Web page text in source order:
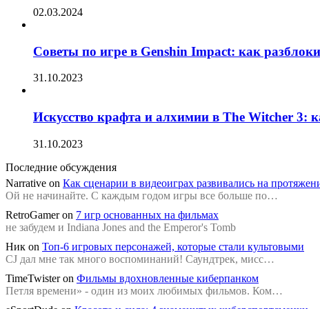
02.03.2024
Советы по игре в Genshin Impact: как
31.10.2023
Искусство крафта и алхимии в The Witcher 3:
31.10.2023
Последние обсуждения
Narrative on Как сценарии в видеоиграх развивались на
Ой не начинайте. С каждым годом игры все больше по…
RetroGamer on 7 игр основанных на фильмах
не забудем и Indiana Jones and the Emperor's Tomb
Ник on Топ-6 игровых персонажей, которые стали культовыми
CJ дал мне так много воспоминаний! Саундтрек, мисс…
TimeTwister on Фильмы вдохновленные киберпанком
Петля времени» - один из моих любимых фильмов. Ком…